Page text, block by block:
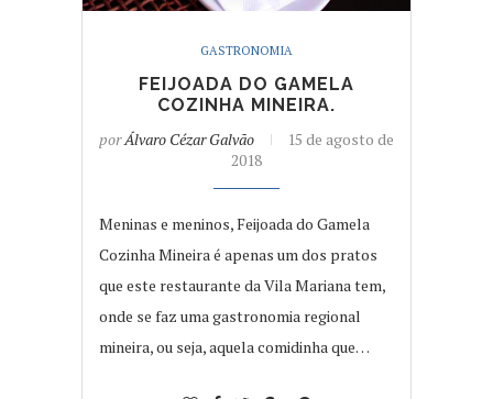
GASTRONOMIA
FEIJOADA DO GAMELA
COZINHA MINEIRA.
porÁlvaro Cézar Galvão
15 de agosto de
2018
Meninas e meninos, Feijoada do Gamela
Cozinha Mineira é apenas um dos pratos
que este restaurante da Vila Mariana tem,
onde se faz uma gastronomia regional
mineira, ou seja, aquela comidinha que…